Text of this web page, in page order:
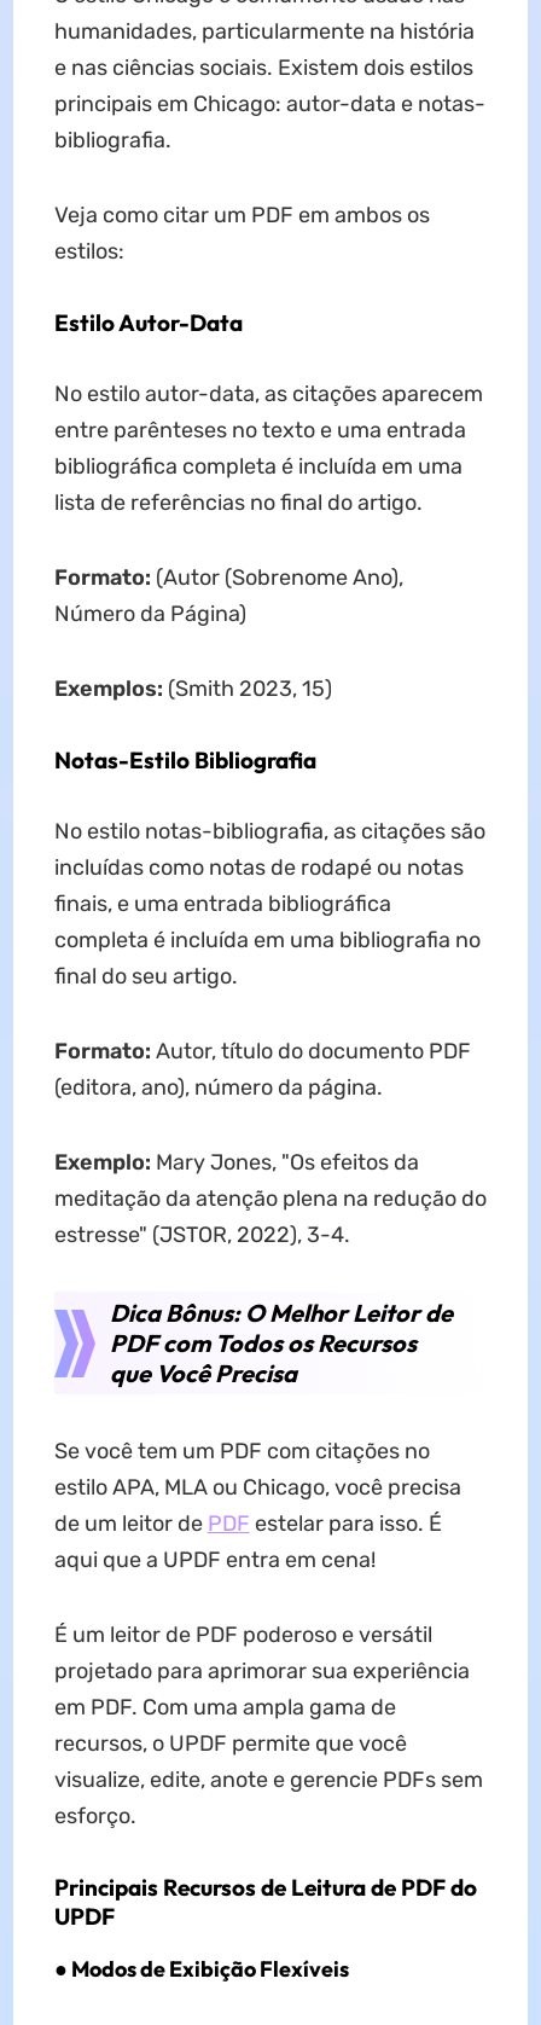
humanidades, particularmente na história
e nas ciências sociais. Existem dois estilos
principais em Chicago: autor-data e notas-
bibliografia.
Veja como citar um PDF em ambos os
estilos:
Estilo Autor-Data
No estilo autor-data, as citações aparecem
entre parênteses no texto e uma entrada
bibliográfica completa é incluída em uma
lista de referências no final do artigo.
Formato: (Autor (Sobrenome Ano),
Número da Página)
Exemplos: (Smith 2023, 15)
Notas-Estilo Bibliografia
No estilo notas-bibliografia, as citações são
incluídas como notas de rodapé ou notas
finais, e uma entrada bibliográfica
completa é incluída em uma bibliografia no
final do seu artigo.
Formato: Autor, título do documento PDF
(editora, ano), número da página.
Exemplo: Mary Jones, "Os efeitos da
meditação da atenção plena na redução do
estresse" (JSTOR, 2022), 3-4.
Dica Bônus: O Melhor Leitor de
PDF com Todos os Recursos
que Você Precisa
Se você tem um PDF com citações no
estilo APA, MLA ou Chicago, você precisa
de um leitor de PDF estelar para isso. É
aqui que a UPDF entra em cena!
É um leitor de PDF poderoso e versátil
projetado para aprimorar sua experiência
em PDF. Com uma ampla gama de
recursos, o UPDF permite que você
visualize, edite, anote e gerencie PDFs sem
esforço.
Principais Recursos de Leitura de PDF do
UPDF
● Modos de Exibição Flexíveis